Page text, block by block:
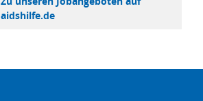
aidshilfe.de